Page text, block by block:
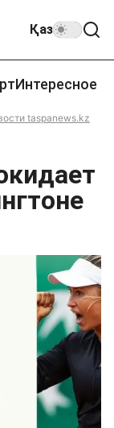
Қаз
Интересное
taspanews.kz